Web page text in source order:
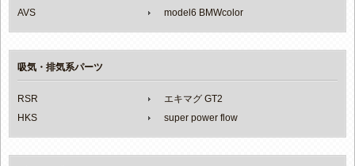
AVS model6 BMWcolor
吸気・排気系パーツ
RSR
エキマグ GT2
HKS
super power flow